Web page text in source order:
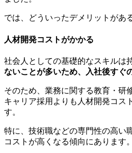
では、どういったデメリットがあ
人材開発コストがかかる
社会人としての基礎的なスキルは
ないことが多いため、入社後すぐ
そのため、業務に関する教育・研
キャリア採用よりも人材開発コス
す。
特に、技術職などの専門性の高い
コストが高くなる傾向にあります。